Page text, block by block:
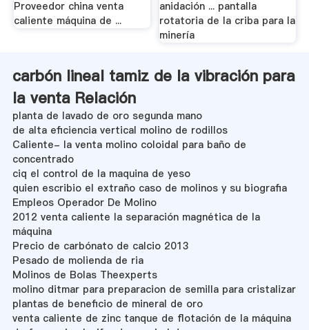
Proveedor china venta
caliente máquina de ...
anidación ... pantalla
rotatoria de la criba para la
minería
carbón lineal tamiz de la vibración para
la venta Relación
planta de lavado de oro segunda mano
de alta eficiencia vertical molino de rodillos
Caliente- la venta molino coloidal para baño de
concentrado
ciq el control de la maquina de yeso
quien escribio el extraño caso de molinos y su biografia
Empleos Operador De Molino
2012 venta caliente la separación magnética de la
máquina
Precio de carbónato de calcio 2013
Pesado de molienda de ria
Molinos de Bolas Theexperts
molino ditmar para preparacion de semilla para cristalizar
plantas de beneficio de mineral de oro
venta caliente de zinc tanque de flotación de la máquina